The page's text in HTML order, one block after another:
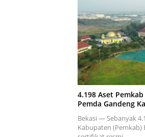
4.198 Aset
Pemda Gandeng
Bekasi — Sebanyak
Kabupaten